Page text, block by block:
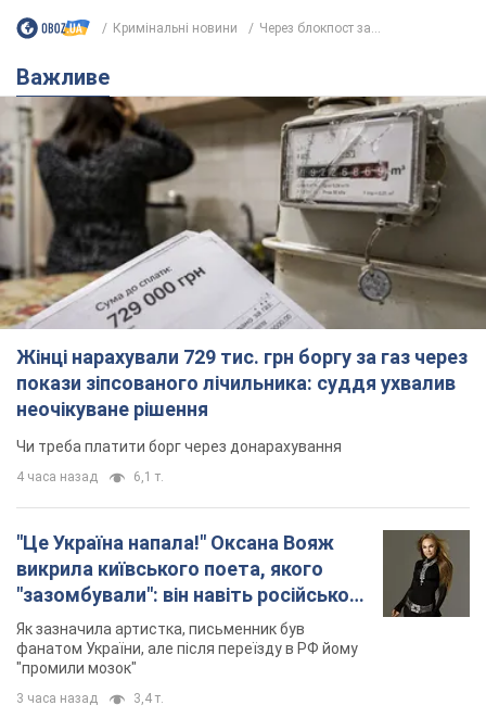
Кримінальні новини Через блокпост за...
Важливе
Жінці нарахували 729 тис. грн боргу за газ через
покази зіпсованого лічильника: суддя ухвалив
неочікуване рішення
Чи треба платити борг через донарахування
4 часа назад 6,1 т.
"Це Україна напала!" Оксана Вояж
викрила київського поета, якого
"зазомбували": він навіть російської
не знав, а тепер хоче геноциду
українців
Як зазначила артистка, письменник був
фанатом України, але після переїзду в РФ йому
"промили мозок"
3 часа назад 3,4 т.